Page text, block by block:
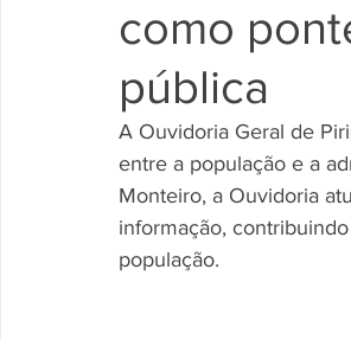
como
pública
A Ouvidoria Geral de
entre a população e a
Monteiro, a Ouvidoria
informação,
população.